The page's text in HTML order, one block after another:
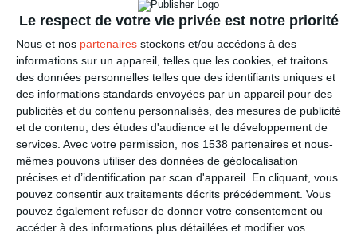
Le respect de votre vie privée est notre priorité
Nous et nos partenaires stockons et/ou accédons à des
informations sur un appareil, telles que les cookies, et traitons
des données personnelles telles que des identifiants uniques et
des informations standards envoyées par un appareil pour des
publicités et du contenu personnalisés, des mesures de publicité
et de contenu, des études d'audience et le développement de
services. Avec votre permission, nos 1538 partenaires et nous-
mêmes pouvons utiliser des données de géolocalisation
précises et d’identification par scan d'appareil. En cliquant, vous
pouvez consentir aux traitements décrits précédemment. Vous
pouvez également refuser de donner votre consentement ou
accéder à des informations plus détaillées et modifier vos
Ne pas voter nuit gravement à la démocratie
Votre voix compte
En manque d'inspiration ? Découvrez nos idées
messages et nos modèles de lettres